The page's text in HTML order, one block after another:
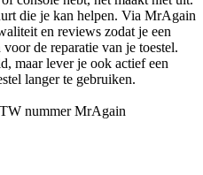
die je kan helpen. Via MrAgain
en reviews zodat je een
de reparatie van je toestel.
maar lever je ook actief een
langer te gebruiken.
nummer MrAgain